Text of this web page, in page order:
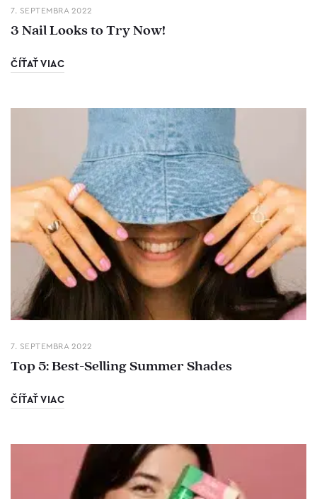
7. SEPTEMBRA 2022
3 Nail Looks to Try Now!
ČÍŤAŤ VIAC
7. SEPTEMBRA 2022
Top 5: Best-Selling Summer Shades
ČÍŤAŤ VIAC